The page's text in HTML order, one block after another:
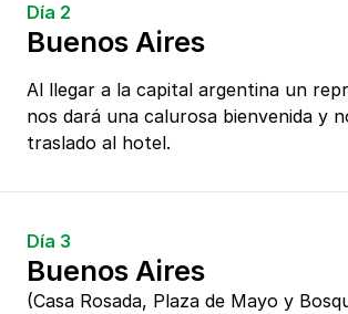
Día 2
Buenos Aires
Al llegar a la capital argentina un
nos dará una calurosa bienvenida y
traslado al hotel.
Día 3
Buenos Aires
(Casa Rosada, Plaza de Mayo y